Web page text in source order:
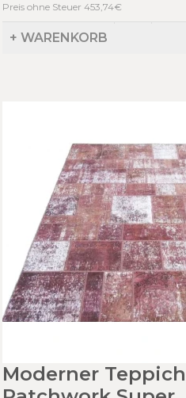
Preis ohne Steuer 453,74€
+ WARENKORB
Moderner Teppich